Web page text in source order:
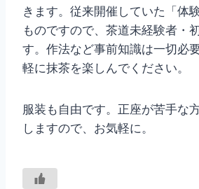
きます。従来開催していた「体
ものですので、茶道未経験者・
す。作法など事前知識は一切必
軽に抹茶を楽しんでください。
服装も自由です。正座が苦手な
しますので、お気軽に。